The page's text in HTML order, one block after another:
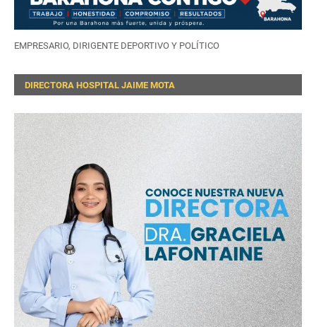
EMPRESARIO, DIRIGENTE DEPORTIVO Y POLÍTICO
DIRECTORA HOSPITAL JAIME MOTA